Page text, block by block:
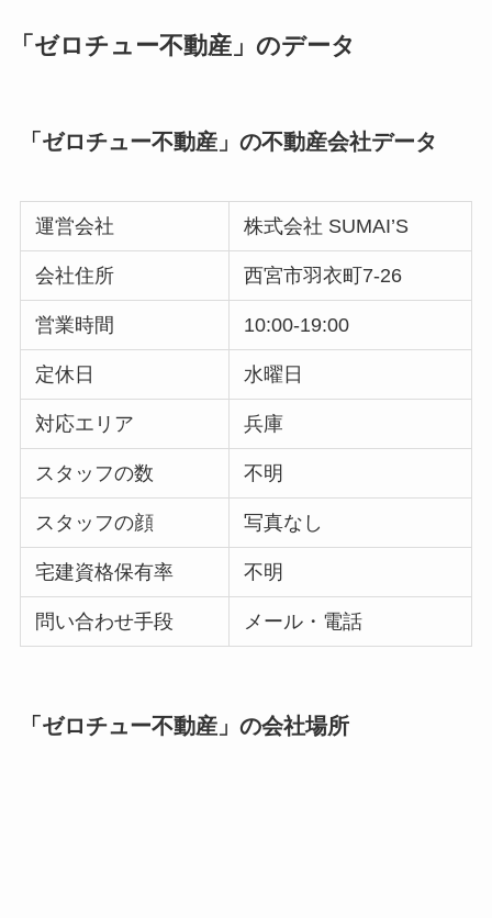
「ゼロチュー不動産」のデータ
「ゼロチュー不動産」の不動産会社データ
運営会社 株式会社 SUMAI’S
会社住所 西宮市羽衣町7-26
営業時間 10:00-19:00
定休日 水曜日
対応エリア 兵庫
スタッフの数 不明
スタッフの顔 写真なし
宅建資格保有率 不明
問い合わせ手段 メール・電話
「ゼロチュー不動産」の会社場所